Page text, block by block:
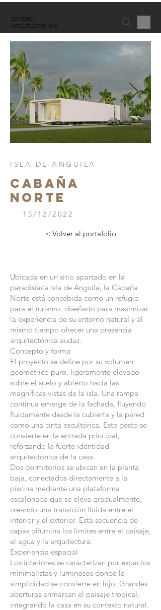
ESTUDIO
ARQUITECTOS BAS
ISLA DE ANGUILA
CABAÑA
NORTE
15/12/2022
< Volver al portafolio
Ubicada en un sitio apartado en la
paradisíaca isla de Anguila, la Cabaña
Norte está concebida como un refugio
para el turismo, diseñado para maximizar
la experiencia de su entorno natural y al
mismo tiempo ofrecer una presencia
arquitectónica audaz.
Concepto y forma
El proyecto se define por su volumen
geométrico puro, ligeramente elevado
sobre el suelo y abierto hacia las
magníficas vistas de la isla. Una rampa
continua emerge de la fachada, fluyendo
fluidamente desde la cubierta y la pared
como una cinta escultórica. Este gesto se
convierte en la entrada principal,
reforzando la fuerte identidad
arquitectónica de la casa.
Dos dormitorios se ubican en la planta
baja, conectados directamente a la
piscina mediante una plataforma
escalonada que se eleva gradualmente,
creando una transición fluida entre el
interior y el exterior. Esta secuencia de
capas difumina los límites entre el paisaje,
el agua y la arquitectura.
Experiencia espacial
Los interiores se caracterizan por espacios
minimalistas y luminosos donde la
simplicidad se convierte en lujo. Grandes
aberturas enmarcan el paisaje tropical,
integrando la casa en su contexto natural.